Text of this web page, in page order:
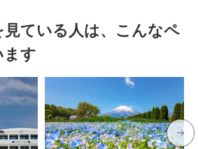
見ている人は、こんなペ
ます